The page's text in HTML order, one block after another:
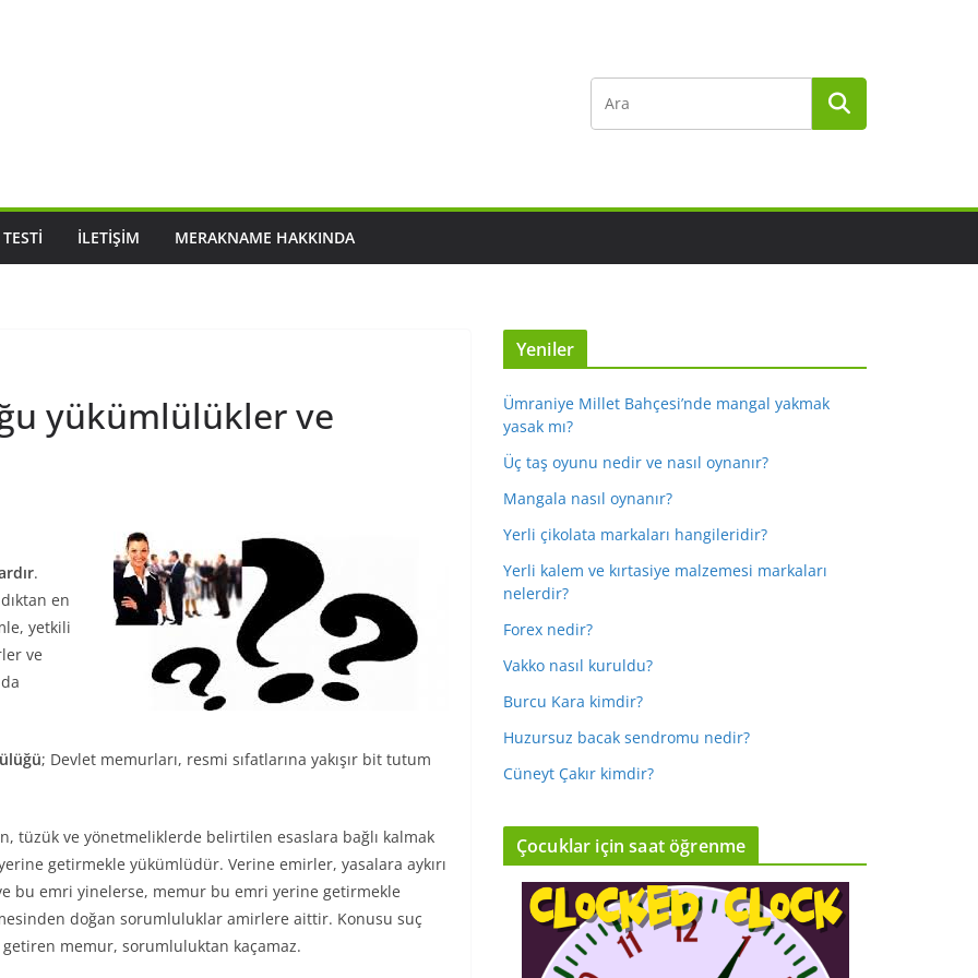
İLETIŞIM MERAKNAME HAKKINDA
yükümlülükler ve
.
en
yetkili
ve
; Devlet memurları, resmi sıfatlarına yakışır bit tutum
tüzük ve yönetmeliklerde belirtilen esaslara bağlı kalmak
getirmekle yükümlüdür. Verine emirler, yasalara aykırı
bu emri yinelerse, memur bu emri yerine getirmekle
doğan sorumluluklar amirlere aittir. Konusu suç
memur, sorumluluktan kaçamaz.
Yeniler
Ümraniye Millet Bahçesi’nde mangal yakmak
yasak mı?
Üç taş oyunu nedir ve nasıl oynanır?
Mangala nasıl oynanır?
Yerli çikolata markaları hangileridir?
Yerli kalem ve kırtasiye malzemesi markaları
nelerdir?
Forex nedir?
Vakko nasıl kuruldu?
Burcu Kara kimdir?
Huzursuz bacak sendromu nedir?
Cüneyt Çakır kimdir?
Çocuklar için saat öğrenme